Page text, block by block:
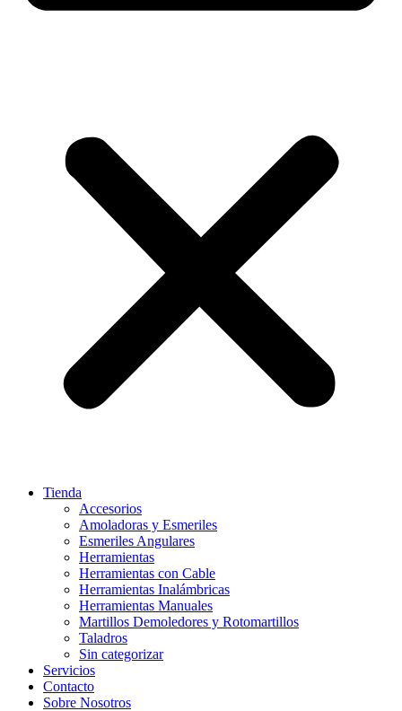
Tienda
Accesorios
Amoladoras y Esmeriles
Esmeriles Angulares
Herramientas
Herramientas con Cable
Herramientas Inalámbricas
Herramientas Manuales
Martillos Demoledores y Rotomartillos
Taladros
Sin categorizar
Servicios
Contacto
Sobre Nosotros